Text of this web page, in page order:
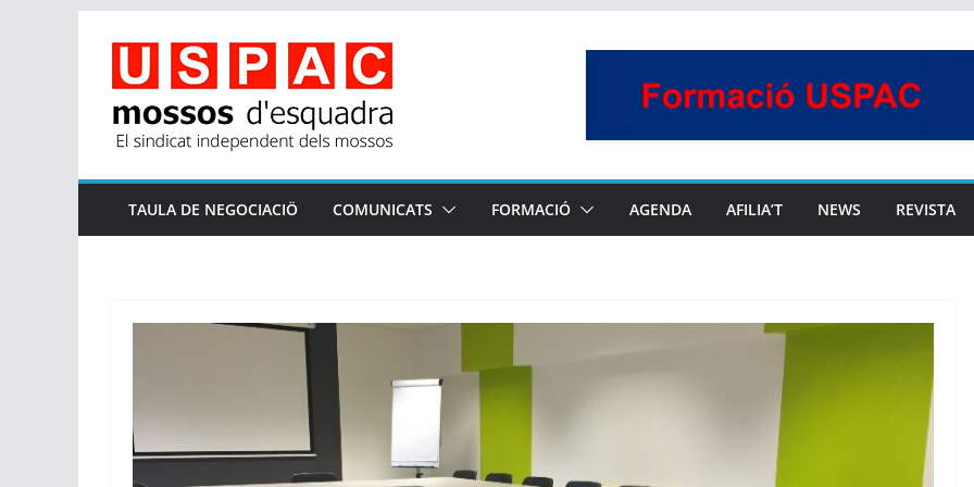
content
TAULA DE NEGOCIACIÖ COMUNICATS FORMACIÓ AGENDA AFILIA’T NEWS REVISTA